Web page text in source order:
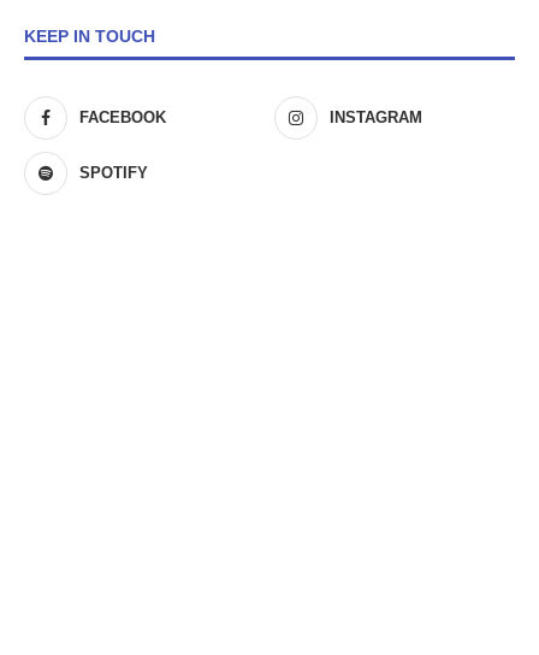
KEEP IN TOUCH
FACEBOOK INSTAGRAM
SPOTIFY